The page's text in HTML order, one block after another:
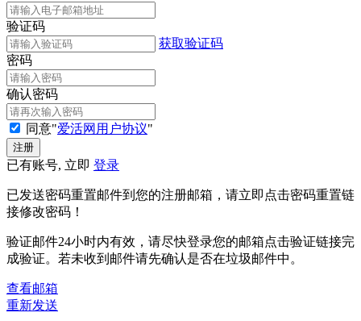
验证码
获取验证码
密码
确认密码
同意"爱活网用户协议"
已有账号, 立即 登录
已发送密码重置邮件到您的注册邮箱，请立即点击密码重置链
接修改密码！
验证邮件24小时内有效，请尽快登录您的邮箱点击验证链接完
成验证。若未收到邮件请先确认是否在垃圾邮件中。
查看邮箱
重新发送